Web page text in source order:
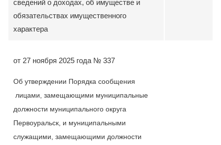
сведений о доходах, об имуществе и
обязательствах имущественного
характера
от 27 ноября 2025 года № 337
Об утверждении Порядка сообщения
лицами, замещающими муниципальные
должности муниципального округа
Первоуральск, и муниципальными
служащими, замещающими должности